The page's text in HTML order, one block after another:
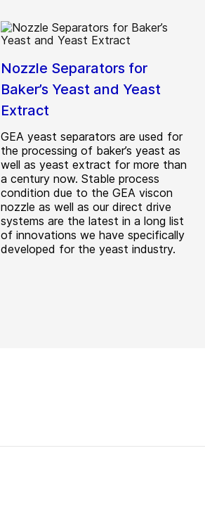
Nozzle Separators for
Baker’s Yeast and Yeast
Extract
GEA yeast separators are used for
the processing of baker’s yeast as
well as yeast extract for more than
a century now. Stable process
condition due to the GEA viscon
nozzle as well as our direct drive
systems are the latest in a long list
of innovations we have specifically
developed for the yeast industry.